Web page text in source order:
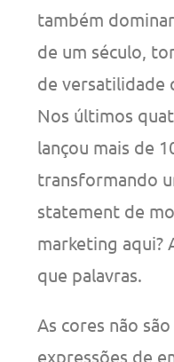
também
de um século,
de versatilidade
Nos últimos
lançou mais de
transformando
statement de
marketing aqui?
que palavras.
As cores não
expressões de